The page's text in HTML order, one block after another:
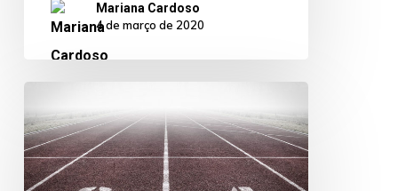
Mariana Cardoso
4 de março de 2020
objetivos
do
seu